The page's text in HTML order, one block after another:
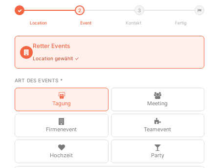
2 3
Location Event Kontakt Fertig
Retter Events
Location gewählt ✓
ART DES EVENTS *
Tagung Meeting
Firmenevent Teamevent
Hochzeit Party